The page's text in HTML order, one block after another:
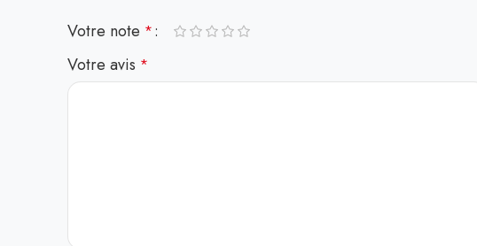
Votre note *
Votre avis *